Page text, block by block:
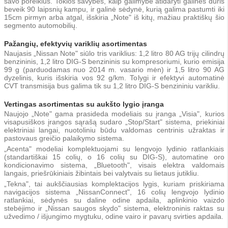
beveik 90 laipsnių kampu, ir galinė sėdynė, kurią galima pastumti iki
15cm pirmyn arba atgal, išskiria „Note" iš kitų, mažiau praktiškų šio
segmento automobilių.
Pažangių, efektyvių variklių asortimentas
Naujasis „Nissan Note" siūlo tris variklius: 1,2 litro 80 AG trijų cilindrų
benzininis, 1,2 litro DIG-S benzininis su kompresoriumi, kurio emisija
99 g (parduodamas nuo 2014 m. vasario mėn) ir 1,5 litro 90 AG
dyzelinis, kuris išskiria vos 92 g/km. Tolygi ir efektyvi automatinė
CVT transmisija bus galima tik su 1,2 litro DIG-S benzininiu varikliu.
Vertingas asortimentas su aukšto lygio įranga
Naujojo „Note" gama prasideda modeliais su įranga „Visia", kurios
visapusiškos įrangos sąrašą sudaro „Stop/Start" sistema, priekiniai
elektriniai langai, nuotoliniu būdu valdomas centrinis užraktas ir
pastovaus greičio palaikymo sistema.
„Acenta" modeliai komplektuojami su lengvojo lydinio ratlankiais
(standartiškai 15 colių, o 16 colių su DIG-S), automatine oro
kondicionavimo sistema, „Bluetooth", visais elektra valdomais
langais, priešrūkiniais žibintais bei valytvais su lietaus jutikliu.
„Tekna", tai aukščiausias komplektacijos lygis, kuriam priskiriama
navigacijos sistema „NissanConnect", 16 colių lengvojo lydinio
ratlankiai, sėdynės su daline odine apdaila, aplinkinio vaizdo
stebėjimo ir „Nissan saugos skydo" sistema, elektroninis raktas su
užvedimo / išjungimo mygtuku, odine vairo ir pavarų svirties apdaila.